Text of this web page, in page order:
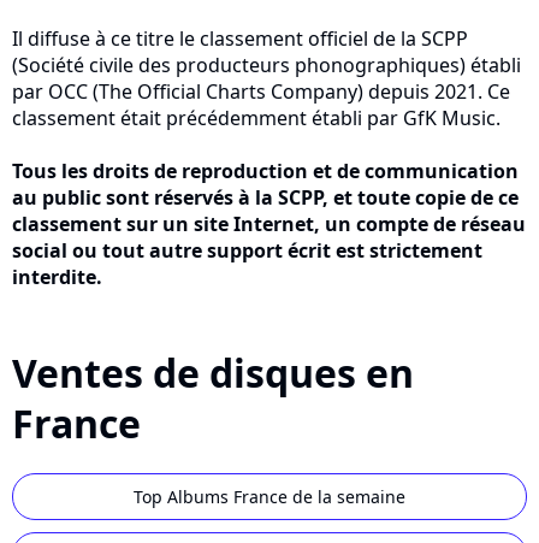
Il diffuse à ce titre le classement officiel de la SCPP
(Société civile des producteurs phonographiques) établi
par OCC (The Official Charts Company) depuis 2021. Ce
classement était précédemment établi par GfK Music.
Tous les droits de reproduction et de communication
au public sont réservés à la SCPP, et toute copie de ce
classement sur un site Internet, un compte de réseau
social ou tout autre support écrit est strictement
interdite.
Ventes de disques en
France
Top Albums France de la semaine